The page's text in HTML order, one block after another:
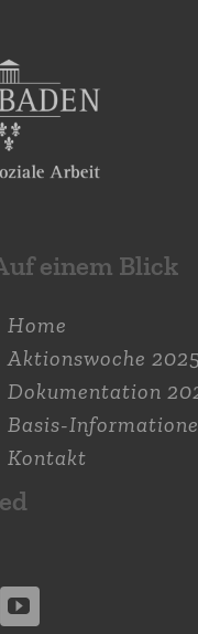
einem Blick
Home
Aktions­woche 2025
Dokumen­tation
Basis-
Kontakt